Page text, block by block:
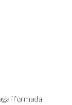
i formada